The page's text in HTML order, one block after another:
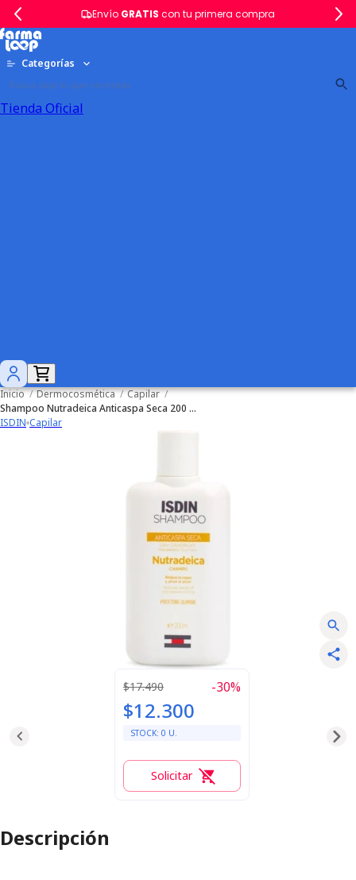
Envío GRATIS con tu primera compra
Categorías
Tienda Oficial
Inicio / Dermocosmética / Capilar /
Shampoo Nutradeica Anticaspa Seca 200 ml
ISDIN Capilar
$17.490 -30%
$12.300
STOCK: 0 U.
Solicitar
Descripción